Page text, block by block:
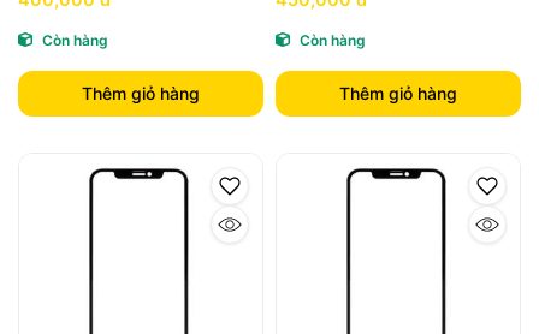
Còn hàng
Thêm giỏ hàng
Còn hàng
Thêm giỏ hàng